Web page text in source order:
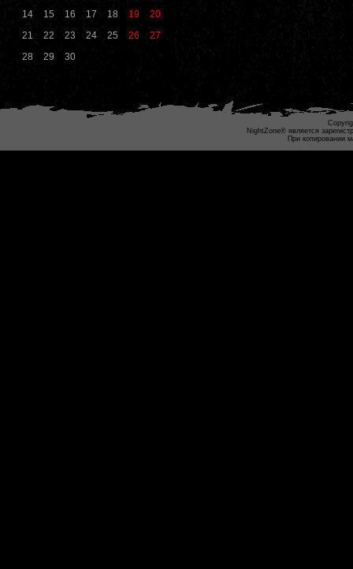
14
15 16 17 18 19
20
21
22 23 24 25 26
27
28
29 30
NightZone® является
При копировании